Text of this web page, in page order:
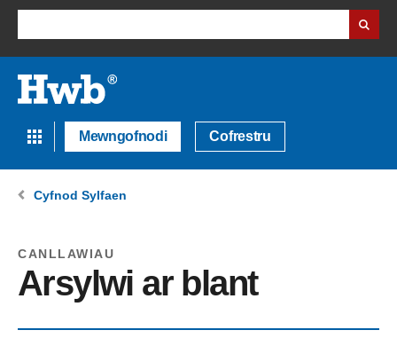
Mewngofnodi Cofrestru
Cyfnod Sylfaen
CANLLAWIAU
Arsylwi ar blant